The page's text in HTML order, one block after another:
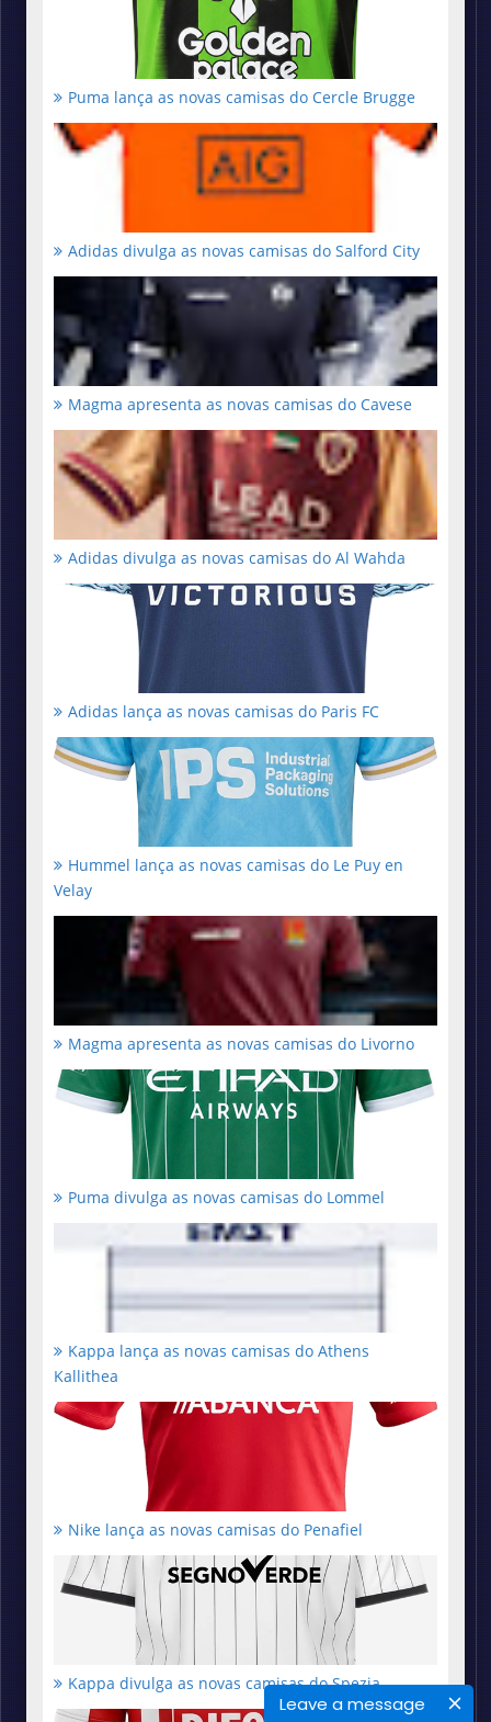
Leave a message
Puma lança as novas camisas do Cercle Brugge
Adidas divulga as novas camisas do Salford City
Magma apresenta as novas camisas do Cavese
Adidas divulga as novas camisas do Al Wahda
Adidas lança as novas camisas do Paris FC
Hummel lança as novas camisas do Le Puy en
Velay
Magma apresenta as novas camisas do Livorno
Puma divulga as novas camisas do Lommel
Kappa lança as novas camisas do Athens
Kallithea
Nike lança as novas camisas do Penafiel
Kappa divulga as novas camisas do Spezia